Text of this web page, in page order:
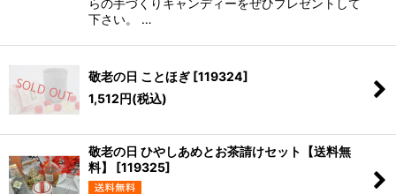
下さい。 …
敬老の日 ことほぎ [119324]
1,512円(税込)
敬老の日 ひやしあめとお茶請けセット【送料無
料】
[119325]